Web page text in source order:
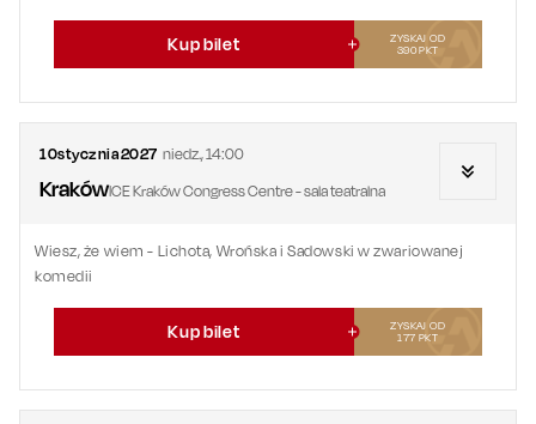
Kup bilet
ZYSKAJ OD
390PKT
10stycznia2027 niedz.,14:00
KrakówICE Kraków Congress Centre - sala teatralna
Wiesz, że wiem - Lichota, Wrońska i Sadowski w zwariowanej
komedii
Kup bilet
ZYSKAJ OD
177 PKT